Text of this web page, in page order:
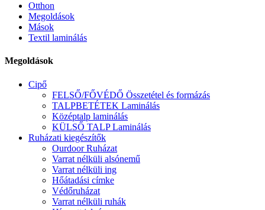
Otthon
Megoldások
Mások
Textil laminálás
Megoldások
Cipő
FELSŐ/FŐVÉDŐ Összetétel és formázás
TALPBETÉTEK Laminálás
Középtalp laminálás
KÜLSŐ TALP Laminálás
Ruházati kiegészítők
Ourdoor Ruházat
Varrat nélküli alsónemű
Varrat nélküli ing
Hőátadási címke
Védőruházat
Varrat nélküli ruhák